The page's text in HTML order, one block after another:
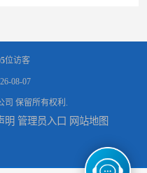
1000吨四柱液压机
位访客
08-07
司 保留所有权利.
明 管理员入口 网站地图